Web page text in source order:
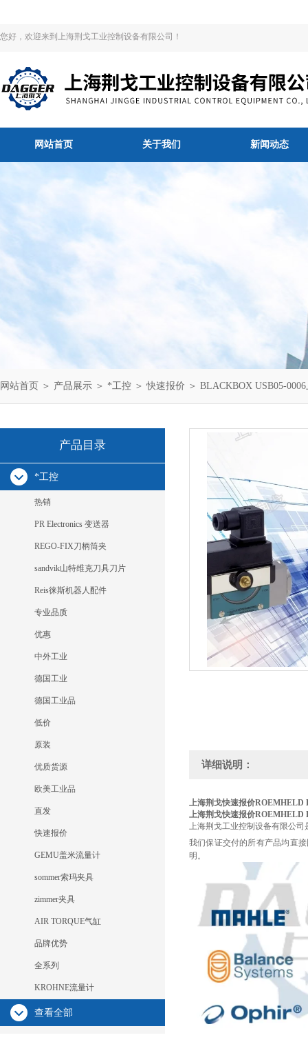
您好，欢迎来到上海荆戈工业控制设备有限公司！
网站首页 关于我们 新闻动态
网站首页 ＞ 产品展示 ＞ *工控 ＞快速报价 ＞ BLACKBOX USB05-
产品目录
*工控
热销
PR Electronics 变送器
REGO-FIX刀柄筒夹
sandvik山特维克刀具刀片
Reis徕斯机器人配件
专业品质
优惠
中外工业
德国工业
德国工业品
低价
原装
优质货源
欧美工业品
直发
快速报价
GEMU盖米流量计
sommer索玛夹具
zimmer夹具
AIR TORQUE气缸
品牌优势
全系列
KROHNE流量计
查看全部
详细说明：
上海荆戈快速报价ROEMHELD
上海荆戈快速报价ROEMHELD
上海荆戈工业控制设备有限公
我们保证交付的所有产品均直
明。